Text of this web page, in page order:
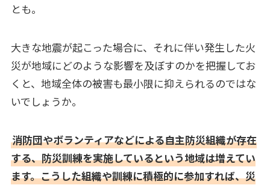
とも。
大きな地震が起こった場合に、それに伴い発生した火
災が地域にどのような影響を及ぼすのかを把握してお
くと、地域全体の被害も最小限に抑えられるのではな
いでしょうか。
消防団やボランティアなどによる自主防災組織が存在
する、防災訓練を実施しているという地域は増えてい
ます。こうした組織や訓練に積極的に参加すれば、災